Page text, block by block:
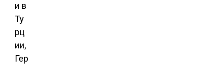
и в
Ту
рц
ии,
Гер